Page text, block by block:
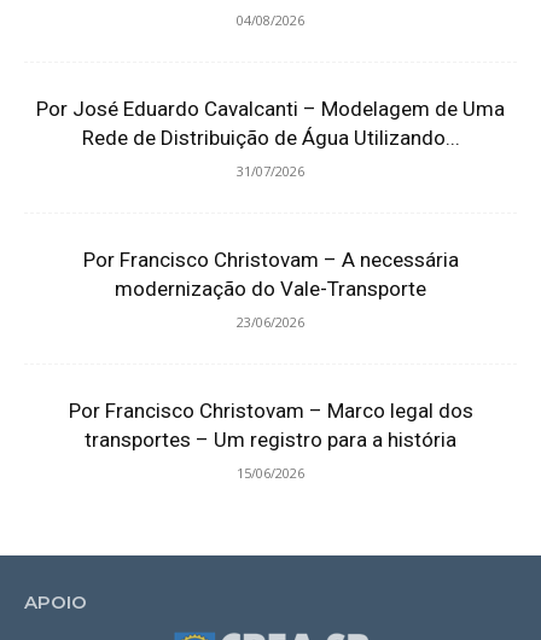
04/08/2026
Por José Eduardo Cavalcanti – Modelagem de Uma
Rede de Distribuição de Água Utilizando...
31/07/2026
Por Francisco Christovam – A necessária
modernização do Vale-Transporte
23/06/2026
Por Francisco Christovam – Marco legal dos
transportes – Um registro para a história
15/06/2026
APOIO